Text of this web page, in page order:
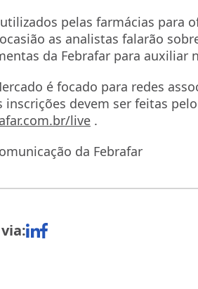
pelas farmácias para
as analistas falarão
da Febrafar para auxiliar
é focado para redes
inscrições devem ser feitas
live .
da Febrafar